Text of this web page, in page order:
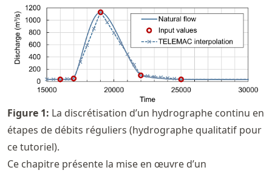
Figure 1: La discrétisation d’un hydrographe continu en
étapes de débits réguliers (hydrographe qualitatif pour
ce tutoriel).
Ce chapitre présente la mise en œuvre d’un